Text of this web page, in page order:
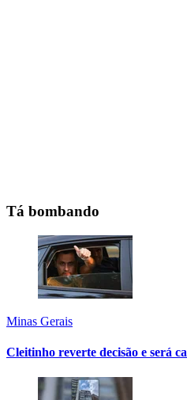
Tá bombando
Minas Gerais
Cleitinho reverte decisão e será